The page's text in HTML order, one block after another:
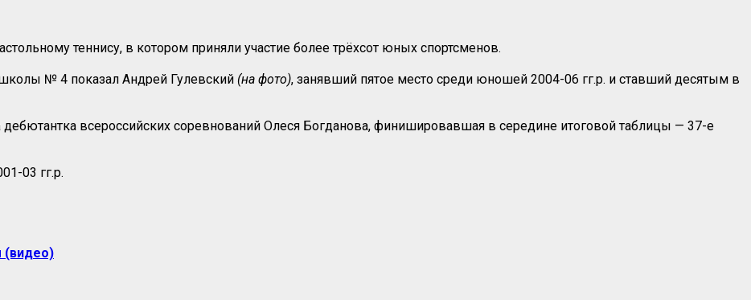
теннису, в котором приняли участие более трёхсот юных спортсменов.
№ 4 показал Андрей Гулевский (на фото), занявший пятое место среди юношей 2004-06 гг.р. и ставший десятым в
всероссийских соревнований Олеся Богданова, финишировавшая в середине итоговой таблицы — 37-е
03 гг.р.
(видео)